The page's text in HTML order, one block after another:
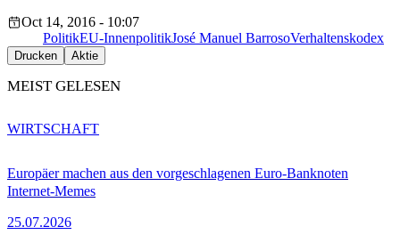
Oct 14, 2016 - 10:07
PolitikEU-InnenpolitikJosé Manuel BarrosoVerhaltenskodex
Drucken Aktie
MEIST GELESEN
Europäer machen aus den vorgeschlagenen Euro-Banknoten
Internet-Memes
25.07.2026
WIRTSCHAFT